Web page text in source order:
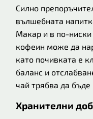
Силно
вълшебната
Макар и в по-
кофеин може да
като почивката е
баланс и
чай трябва да
Хранителни